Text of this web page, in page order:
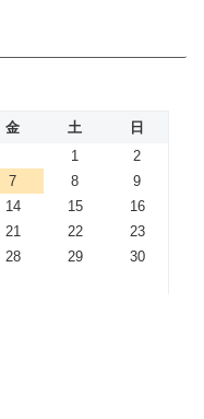
金 土
日
1
2
7 8
9
14 15
16
21 22
23
28 29
30